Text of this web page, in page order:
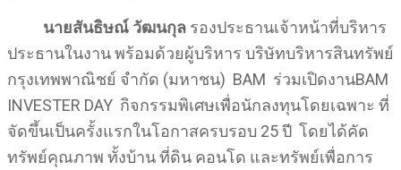
นายสันธิษณ์ วัฒนกุล รองประธานเจ้าหน้าที่บริหาร
ประธานในงาน พร้อมด้วยผู้บริหาร บริษัทบริหารสินทรัพย์
กรุงเทพพาณิชย์ จำกัด (มหาชน) BAM ร่วมเปิดงานBAM
INVESTER DAY กิจกรรมพิเศษเพื่อนักลงทุนโดยเฉพาะ ที่
จัดขึ้นเป็นครั้งแรกในโอกาสครบรอบ 25 ปี โดยได้คัด
ทรัพย์คุณภาพ ทั้งบ้าน ที่ดิน คอนโด และทรัพย์เพื่อการ